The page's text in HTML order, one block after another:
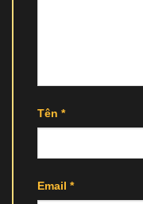
Tên *
Email *